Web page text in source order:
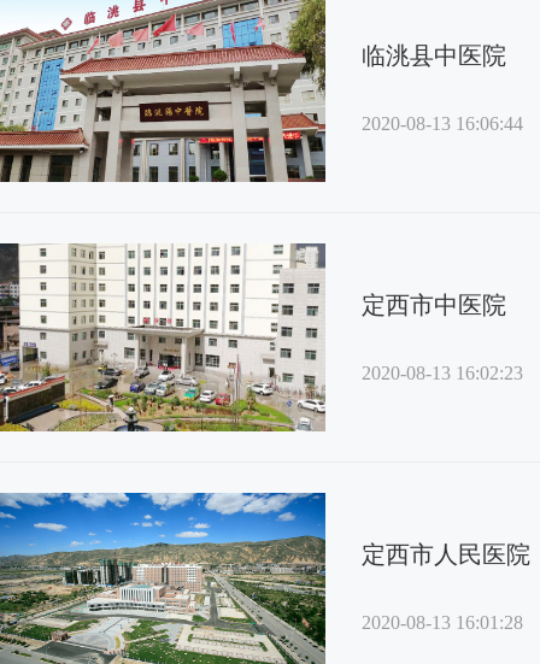
临洮县中医院
2020-08-13 16:06:44
定西市中医院
2020-08-13 16:02:23
定西市人民医院
2020-08-13 16:01:28